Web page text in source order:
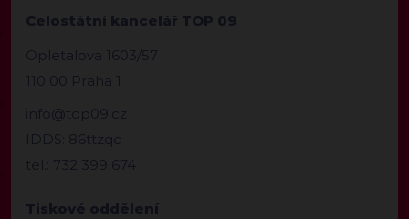
Celostátní kancelář TOP 09
Opletalova 1603/57
110 00 Praha 1
info@top09.cz
IDDS: 86ttzqc
tel.: 732 399 674
Tiskové oddělení